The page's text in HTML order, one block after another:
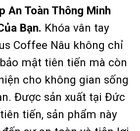
An Toàn Thông Minh
Bạn. Khóa vân tay
Coffee Nâu không chỉ
mật tiên tiến mà còn
cho không gian sống
Được sản xuất tại Đức
tiến, sản phẩm này